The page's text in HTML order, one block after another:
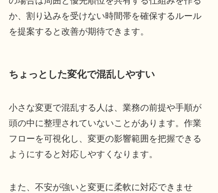
か、割り込みを受けない時間帯を確保するルール
を提案すると改善が期待できます。
ちょっとした変化で混乱しやすい
小さな変更で混乱する人は、業務の前提や手順が
頭の中に整理されていないことがあります。作業
フローを可視化し、変更の影響範囲を把握できる
ようにすると対応しやすくなります。
また、不安が強いと変更に柔軟に対応できませ